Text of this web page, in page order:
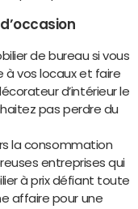
de bureau si vous
à vos locaux et faire
d’intérieur le
pas perdre du
la consommation
entreprises qui
à prix défiant toute
affaire pour une